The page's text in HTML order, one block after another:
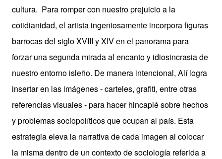
cultura. Para romper con nuestro prejuicio a la
cotidianidad, el artista ingeniosamente incorpora figuras
barrocas del siglo XVIII y XIV en el panorama para
forzar una segunda mirada al encanto y idiosincrasia de
nuestro entorno isleño. De manera intencional, Alí logra
insertar en las imágenes - carteles, grafiti, entre otras
referencias visuales - para hacer hincapié sobre hechos
y problemas sociopolíticos que ocupan al país. Esta
estrategia eleva la narrativa de cada imagen al colocar
la misma dentro de un contexto de sociología referida a